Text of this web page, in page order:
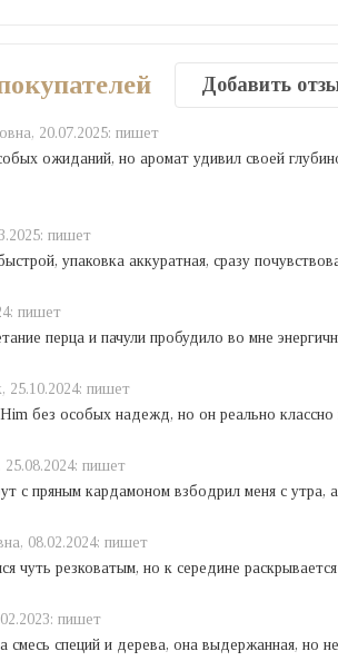
Добавить
20.07.2025: пишет
ожиданий, но аромат удивил своей
пишет
упаковка аккуратная, сразу
пишет
перца и пачули пробудило во мне
25.10.2024: пишет
без особых надежд, но он реально
25.08.2024: пишет
с пряным кардамоном взбодрил меня с утра,
08.02.2024: пишет
чуть резковатым, но к середине
пишет
смесь специй и дерева, она выдержанная, но